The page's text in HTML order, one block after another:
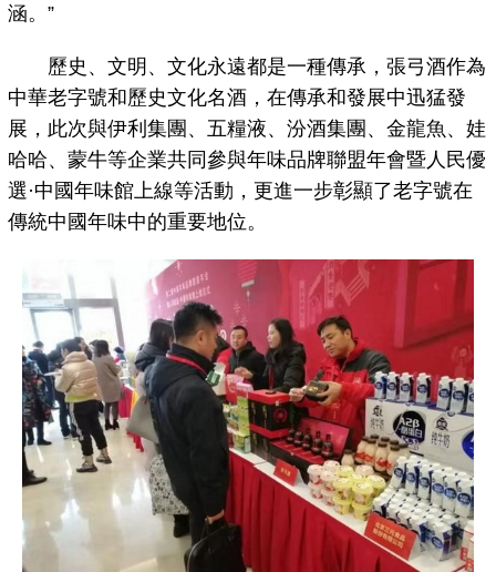
涵。”
歷史、文明、文化永遠都是一種傳承，張弓酒作為
中華老字號和歷史文化名酒，在傳承和發展中迅猛發
展，此次與伊利集團、五糧液、汾酒集團、金龍魚、娃
哈哈、蒙牛等企業共同參與年味品牌聯盟年會暨人民優
選·中國年味館上線等活動，更進一步彰顯了老字號在
傳統中國年味中的重要地位。